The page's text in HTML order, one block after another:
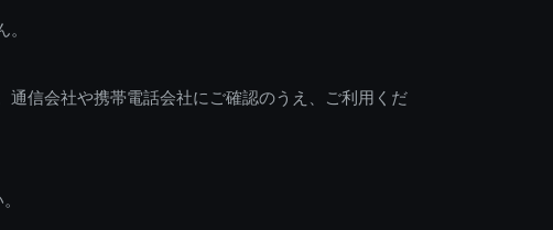
通信会社や携帯電話会社にご確認のうえ、ご利用くだ